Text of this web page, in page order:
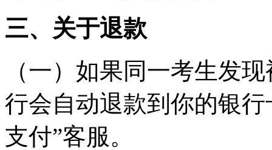
三、关于退款
（一）如果同一考生发
行会自动退款到你的银
支付”客服。